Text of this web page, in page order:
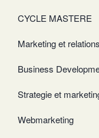
CYCLE MASTERE
Marketing et
Business
Strategie et
Webmarketing